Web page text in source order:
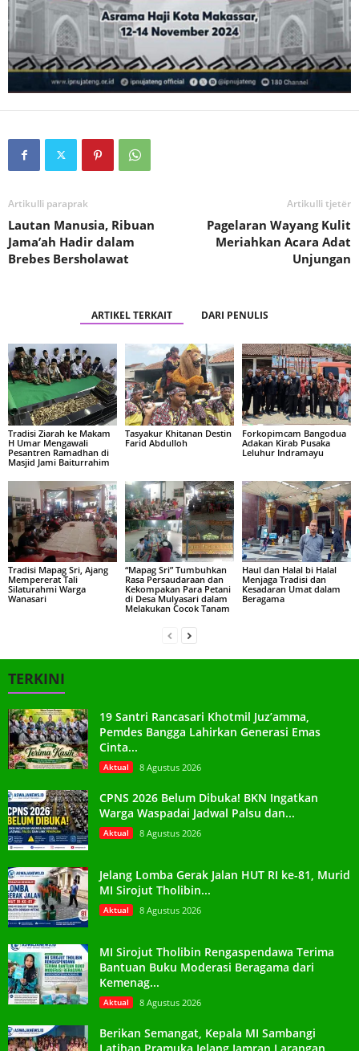
Artikulli paraprak
Lautan Manusia, Ribuan
Jama’ah Hadir dalam
Brebes Bersholawat
Artikulli tjetër
Pagelaran Wayang Kulit
Meriahkan Acara Adat
Unjungan
ARTIKEL TERKAIT DARI PENULIS
Tradisi Ziarah ke Makam
H Umar Mengawali
Pesantren Ramadhan di
Masjid Jami Baiturrahim
Tasyakur Khitanan Destin
Farid Abdulloh
Forkopimcam Bangodua
Adakan Kirab Pusaka
Leluhur Indramayu
Tradisi Mapag Sri, Ajang
Mempererat Tali
Silaturahmi Warga
Wanasari
“Mapag Sri” Tumbuhkan
Rasa Persaudaraan dan
Kekompakan Para Petani
di Desa Mulyasari dalam
Melakukan Cocok Tanam
Haul dan Halal bi Halal
Menjaga Tradisi dan
Kesadaran Umat dalam
Beragama
TERKINI
19 Santri Rancasari Khotmil Juz’amma,
Pemdes Bangga Lahirkan Generasi Emas
Cinta...
Aktual 8 Agustus 2026
CPNS 2026 Belum Dibuka! BKN Ingatkan
Warga Waspadai Jadwal Palsu dan...
Aktual 8 Agustus 2026
Jelang Lomba Gerak Jalan HUT RI ke-81, Murid
MI Sirojut Tholibin...
Aktual 8 Agustus 2026
MI Sirojut Tholibin Rengaspendawa Terima
Bantuan Buku Moderasi Beragama dari
Kemenag...
Aktual 8 Agustus 2026
Berikan Semangat, Kepala MI Sambangi